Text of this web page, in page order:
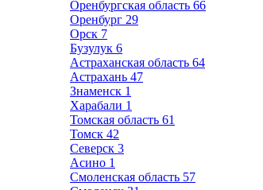
Оренбургская область 66
Оренбург 29
Орск 7
Бузулук 6
Астраханская область 64
Астрахань 47
Знаменск 1
Харабали 1
Томская область 61
Томск 42
Северск 3
Асино 1
Смоленская область 57